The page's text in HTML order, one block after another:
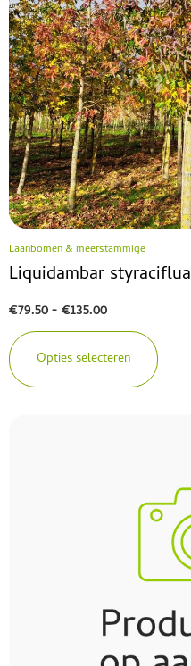
Laanbomen & meerstammige
Liquidambar styraciflua
€79.50-€135.00
Opties selecteren